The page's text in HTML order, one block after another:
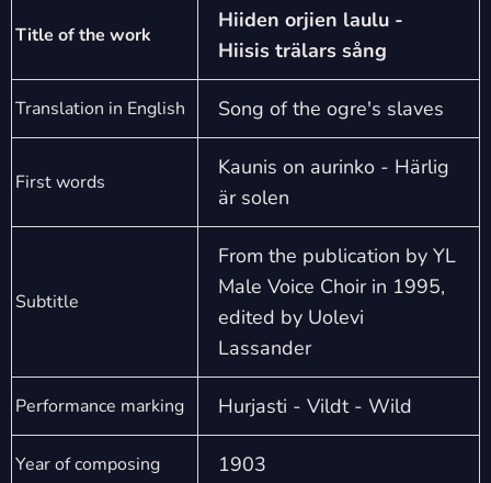
Title of the work
Hiiden orjien laulu -
Hiisis trälars sång
Translation in English Song of the ogre's slaves
First words
Kaunis on aurinko - Härlig
är solen
Subtitle
From the publication by YL
Male Voice Choir in 1995,
edited by Uolevi
Lassander
Performance marking Hurjasti - Vildt - Wild
Year of composing 1903